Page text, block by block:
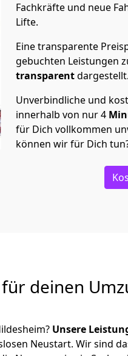
Fachkräfte und neue
Lifte.
Eine transparente
gebuchten Leistungen
transparentdargestellt.
Unverbindliche und
innerhalb von nur4
für Dich vollkommen
können wir für Dich
deinen
Unsere
Neustart. Wir sind